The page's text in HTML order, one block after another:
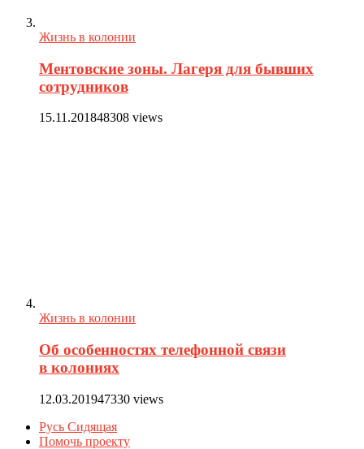
Жизнь в колонии
Ментовские зоны. Лагеря для бывших
сотрудников
15.11.201848308 views
Жизнь в колонии
Об особенностях телефонной связи
в колониях
12.03.201947330 views
Русь Сидящая
Помочь проекту